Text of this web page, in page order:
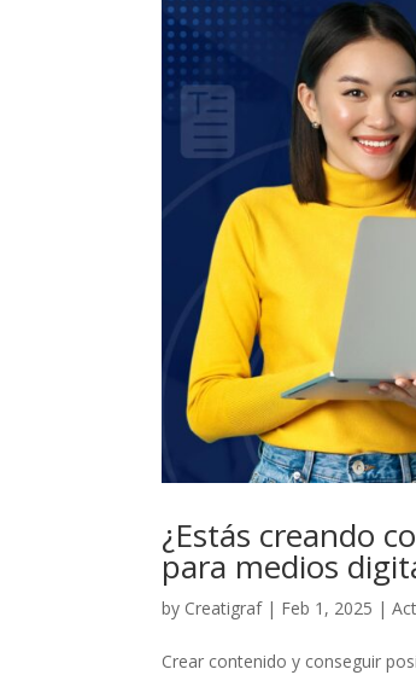
¿Estás creando
para medios
by Creatigraf| Feb 1, 2025 |
Crear contenido y conseguir